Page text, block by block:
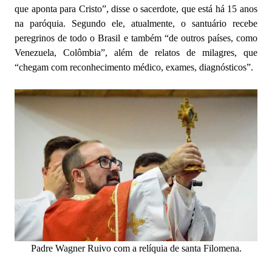
que aponta para Cristo”, disse o sacerdote, que está há 15 anos
na paróquia. Segundo ele, atualmente, o santuário recebe
peregrinos de todo o Brasil e também “de outros países, como
Venezuela, Colômbia”, além de relatos de milagres, que
“chegam com reconhecimento médico, exames, diagnósticos”.
Padre Wagner Ruivo com a relíquia de santa Filomena.